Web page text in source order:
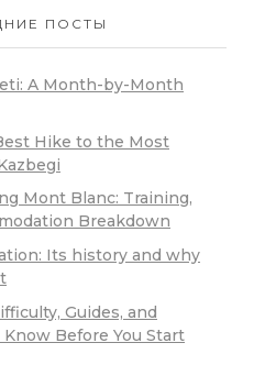
ПОСТЫ
A Month-by-Month
Hike to the Most
Mont Blanc: Training,
Breakdown
Its history and why
Guides, and
Before You Start